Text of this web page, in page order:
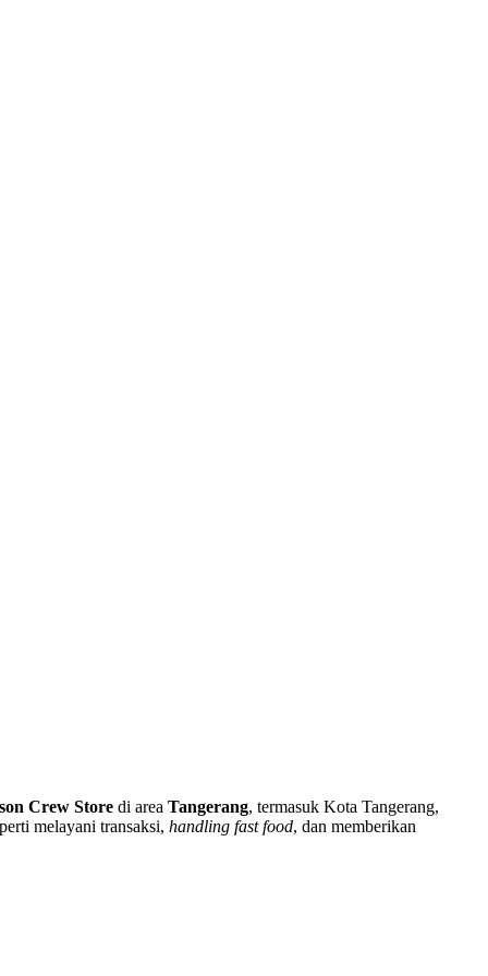
Crew Store di area Tangerang, termasuk Kota Tangerang,
melayani transaksi, handling fast food, dan memberikan